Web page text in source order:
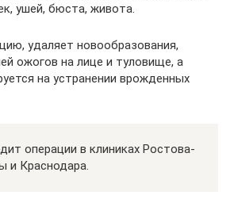
ушей, бюста, живота.
удаляет новообразования,
ожогов на лице и туловище, а
на устранении врожденных
операции в клиниках Ростова-
и Краснодара.